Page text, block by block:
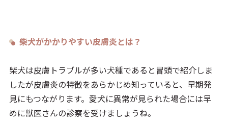
柴犬がかかりやすい皮膚炎とは？
柴犬は皮膚トラブルが多い犬種であると冒頭で紹介しま
したが皮膚炎の特徴をあらかじめ知っていると、早期発
見にもつながります。愛犬に異常が見られた場合には早
めに獣医さんの診察を受けましょうね。